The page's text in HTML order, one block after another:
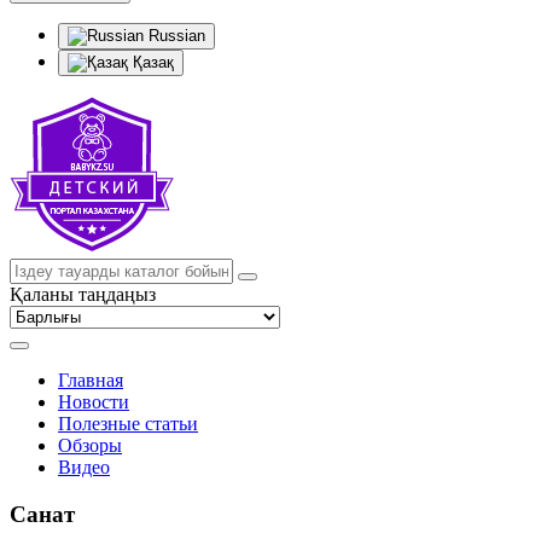
Russian
Қазақ
Қаланы таңдаңыз
Главная
Новости
Полезные статьи
Обзоры
Видео
Санат